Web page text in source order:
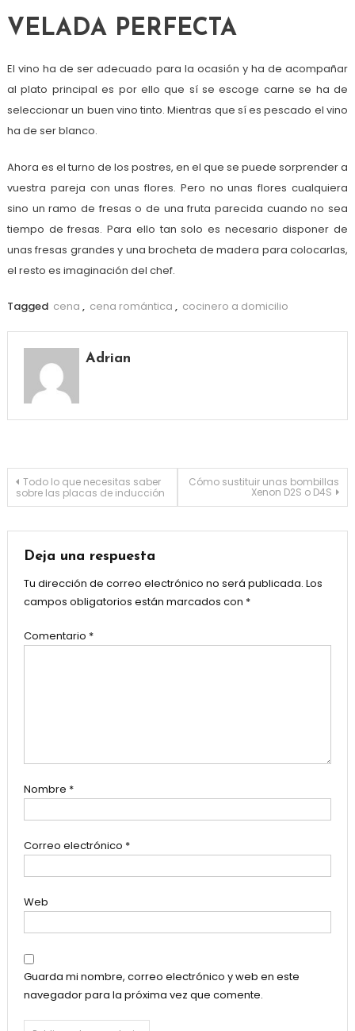
VELADA PERFECTA
El vino ha de ser adecuado para la ocasión y ha de acompañar
al plato principal es por ello que sí se escoge carne se ha de
seleccionar un buen vino tinto. Mientras que sí es pescado el vino
ha de ser blanco.
Ahora es el turno de los postres, en el que se puede sorprender a
vuestra pareja con unas flores. Pero no unas flores cualquiera
sino un ramo de fresas o de una fruta parecida cuando no sea
tiempo de fresas. Para ello tan solo es necesario disponer de
unas fresas grandes y una brocheta de madera para colocarlas,
el resto es imaginación del chef.
Tagged cena , cena romántica , cocinero a domicilio
Adrian
Navegación
entradas
Todo lo que necesitas saber
sobre las placas de inducción
Cómo sustituir unas bombillas
Xenon D2S o D4S
Deja una respuesta
Tu dirección de correo electrónico no será publicada. Los
campos obligatorios están marcados con *
Comentario *
Nombre *
Correo electrónico *
Web
Guarda mi nombre, correo electrónico y web en este
navegador para la próxima vez que comente.